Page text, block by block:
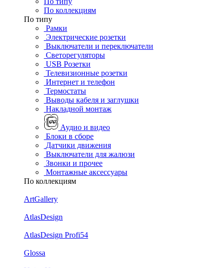
По коллекциям
По типу
Рамки
Электрические розетки
Выключатели и переключатели
Светорегуляторы
USB Розетки
Телевизионные розетки
Интернет и телефон
Термостаты
Выводы кабеля и заглушки
Накладной монтаж
Аудио и видео
Блоки в сборе
Датчики движения
Выключатели для жалюзи
Звонки и прочее
Монтажные аксессуары
По коллекциям
ArtGallery
AtlasDesign
AtlasDesign Profi54
Glossa